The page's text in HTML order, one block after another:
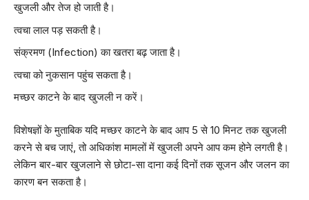
खुजली और तेज हो जाती है।
त्वचा लाल पड़ सकती है।
संक्रमण (Infection) का खतरा बढ़ जाता है।
त्वचा को नुकसान पहुंच सकता है।
मच्छर काटने के बाद खुजली न करें।
विशेषज्ञों के मुताबिक यदि मच्छर काटने के बाद आप 5 से 10 मिनट तक खुजली
करने से बच जाएं, तो अधिकांश मामलों में खुजली अपने आप कम होने लगती है।
लेकिन बार-बार खुजलाने से छोटा-सा दाना कई दिनों तक सूजन और जलन का
कारण बन सकता है।